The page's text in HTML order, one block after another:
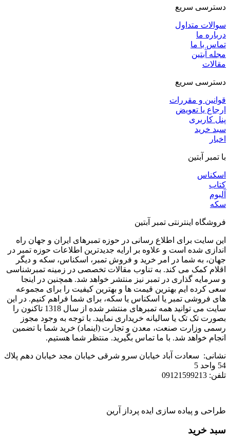
دسترسی سریع
سوالات متداول
درباره ما
تماس با ما
مجله آبتین
مقالات
دسترسی سریع
قوانین و مقررات
ارجاع یا تعویض
پنل کاربری
سبد خرید
اخبار
با تمبر آبتین
اسکناس
کتاب
آلبوم
سکه
فروشگاه اینترنتی تمبر آبتین
این سایت برای اطلاع رسانی در حوزه تمبرهای ایران و جهان راه
اندازی شده است و علاوه بر ارایه جدیدترین اطلاعات حوزه تمبر در
جهان، به شما در امر خرید و فروش تمبر، اسکناس، سکه و دیگر
اقلام کمک می کند. به تناوب مقالات تخصصی در زمینه تمبرشناسی
و سرمایه گذاری در تمبر نیز منتشر خواهد شد. همچنین در اینجا
سعی کرده ایم بهترین قیمت ها و بهترین کیفیت را برای مجموعه
های فروشی تمبر یا اسکناس یا سکه، برای شما فراهم کنیم. در این
سایت می توانید همه تمبرهای منتشر شده از سال 1318 تاکنون را
بصورت تک تک یا سالیانه خریداری نمایید. با توجه به وجود مجوز
رسمی وزارت صنعت، معدن و تجارت (اینماد) خرید شما با تضمین
انجام خواهد شد. با ما تماس بگیرید. منتظر شما هستیم.
نشانی: سعادت آباد خیابان سرو شرقی خيابان مجد خیابان دهم پلاك
54 واحد 5
تلفن: 09121599213
طراحی و پیاده سازی ایده پرداز آرین
سبد خرید